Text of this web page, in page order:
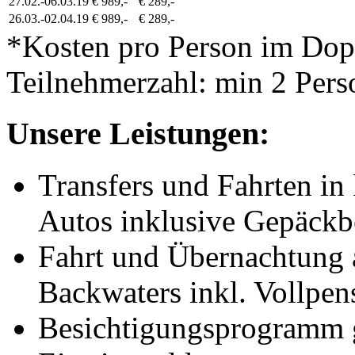
26.03.-02.04.19 € 989,- € 289,-
*Kosten pro Person im
Teilnehmerzahl: min 2
Unsere Leistungen:
Transfers und Fahrten
Autos inklusive
Fahrt und
Backwaters inkl.